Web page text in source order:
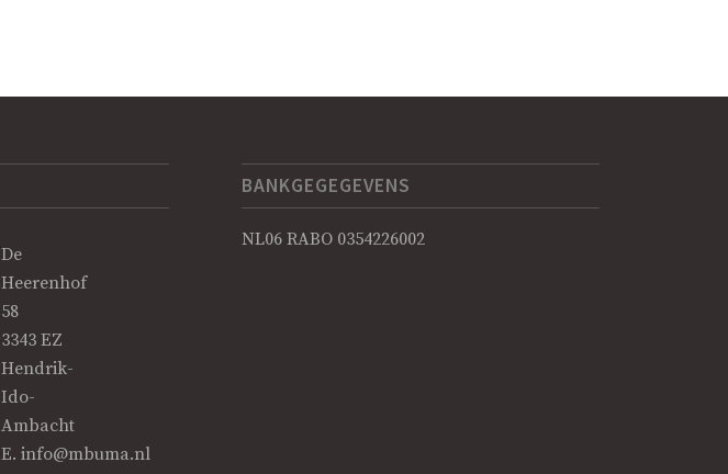
De
Heerenhof
58
3343 EZ
Hendrik-
Ido-
Ambacht
E. info@mbuma.nl
BANKGEGEGEVENS
NL06 RABO 0354226002